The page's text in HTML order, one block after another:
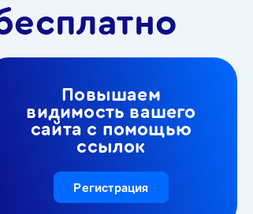
Повышаем
видимость вашего
сайта с помощью
ссылок
Регистрация